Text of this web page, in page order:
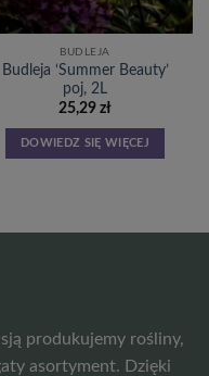
BUDLEJA
Budleja ‘Summer Beauty’
poj, 2L
25,29 zł
DOWIEDZ SIĘ WIĘCEJ
produkujemy rośliny,
asortyment. Dzięki